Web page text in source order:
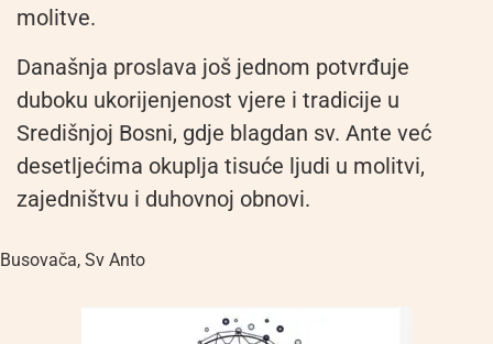
molitve.
Današnja proslava još jednom potvrđuje
duboku ukorijenjenost vjere i tradicije u
Središnjoj Bosni, gdje blagdan sv. Ante već
desetljećima okuplja tisuće ljudi u molitvi,
zajedništvu i duhovnoj obnovi.
Busovača, Sv Anto